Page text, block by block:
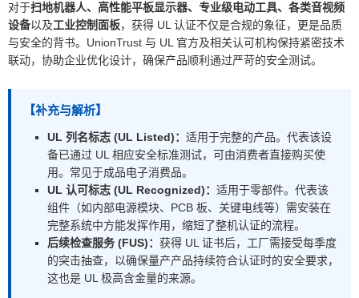
对于扫地机器人、高性能平板显示器、专业级电动工具、各类音视频
设备以及工业控制面板，获得 UL 认证不仅是合规的象征，更是品质
与安全的背书。UnionTrust 与 UL 官方及相关认可机构保持紧密技术
联动，协助企业优化设计，确保产品顺利通过严苛的安全测试。
【补充与解析】
UL 列名标志 (UL Listed)： 适用于完整的产品。代表该设
备已通过 UL 相应安全标准测试，可由消费者直接购买使
用。常见于成品电子消费品。
UL 认可标志 (UL Recognized)： 适用于零部件。代表该
组件（如内部电源模块、PCB 板、关键电线等）需安装在
完整系统中方能发挥作用，缩短了整机认证的流程。
后续检查服务 (FUS)： 获得 UL 证书后，工厂需接受每季度
的突击抽查，以确保量产产品持续符合认证时的安全要求，
这也是 UL 极高含金量的来源。